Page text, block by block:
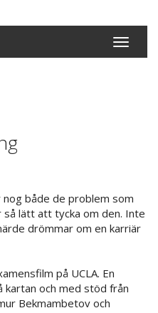
Toggle
nog både de problem som
lätt att tycka om den. Inte
drömmar om en karriär
på UCLA. En
kartan och med stöd från
Bekmambetov och